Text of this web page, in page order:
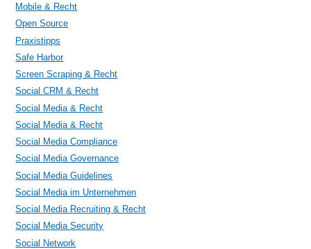
Mobile & Recht
Open Source
Praxistipps
Safe Harbor
Screen Scraping & Recht
Social CRM & Recht
Social Media & Recht
Social Media & Recht
Social Media Compliance
Social Media Governance
Social Media Guidelines
Social Media im Unternehmen
Social Media Recruiting & Recht
Social Media Security
Social Network